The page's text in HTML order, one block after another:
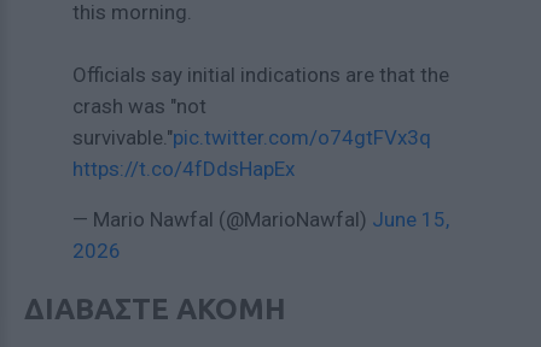
this morning.
Officials say initial indications are that the
crash was "not
survivable."pic.twitter.com/o74gtFVx3q
https://t.co/4fDdsHapEx
— Mario Nawfal (@MarioNawfal) June 15,
2026
ΔΙΑΒΑΣΤΕ ΑΚΟΜΗ